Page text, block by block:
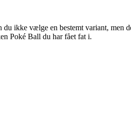
ikke vælge en bestemt variant, men
Poké Ball du har fået fat i.